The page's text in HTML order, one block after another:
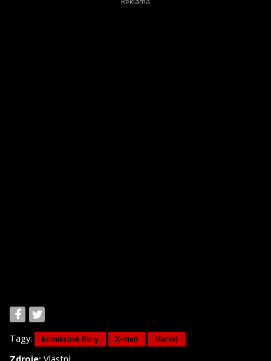
Tagy: komiksové filmy X-men Marvel
Zdroje: Vlastní